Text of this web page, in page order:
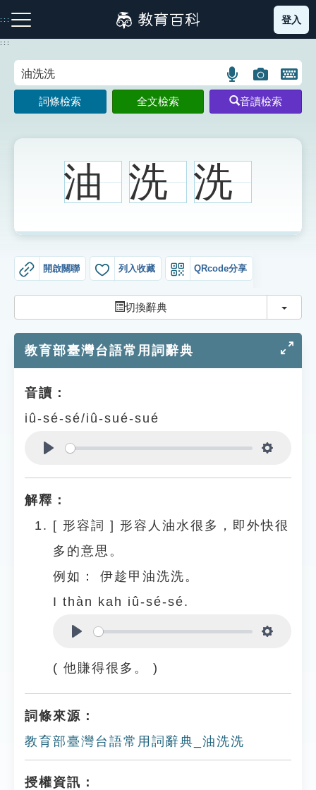
到
主
:::
注音索引圖示 筆畫索引圖示 部首索引表圖示
生字詞彙表
知識索引
遊戲專區
貓頭鷹博士
登入
:::
語
言
搜
示
圖
片
搜
開
鍵
圖
詞條檢索 全文檢索 音讀檢索
油 洗 洗
開啟關聯 列入收藏 QRcode分享
切換辭典 切換
教育部臺灣台語常用詞辭典
音讀：
iû-sé-sé/iû-sué-sué
解釋：
[ 形容詞 ] 形容人油水很多，即外快很
多的意思。
例如：
伊趁甲油洗洗。
I thàn kah iû-sé-sé.
( 他賺得很多。 )
詞條來源：
教育部臺灣台語常用詞辭典_油洗洗
授權資訊：